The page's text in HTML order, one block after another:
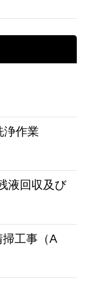
浄作業
液回収及び
工事（A